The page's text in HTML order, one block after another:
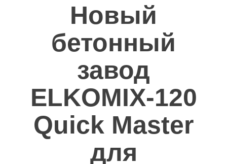
заказчики
Контакты
Новый
бетонный
завод
ELKOMIX-120
Quick Master
для